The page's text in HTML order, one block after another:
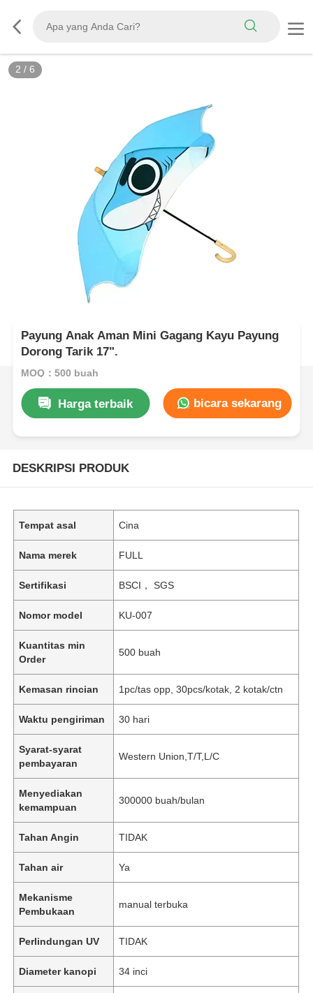
2 / 6
Payung Anak Aman Mini Gagang Kayu Payung
Dorong Tarik 17".
MOQ：500 buah
Harga terbaik bicara sekarang
DESKRIPSI PRODUK
Tempat asal Cina
Nama merek FULL
Sertifikasi BSCI， SGS
Nomor model KU-007
Kuantitas min
Order
500 buah
Kemasan rincian 1pc/tas opp, 30pcs/kotak, 2 kotak/ctn
Waktu pengiriman 30 hari
Syarat-syarat
pembayaran
Western Union,T/T,L/C
Menyediakan
kemampuan
300000 buah/bulan
Tahan Angin TIDAK
Tahan air Ya
Mekanisme
Pembukaan
manual terbuka
Perlindungan UV TIDAK
Diameter kanopi 34 inci